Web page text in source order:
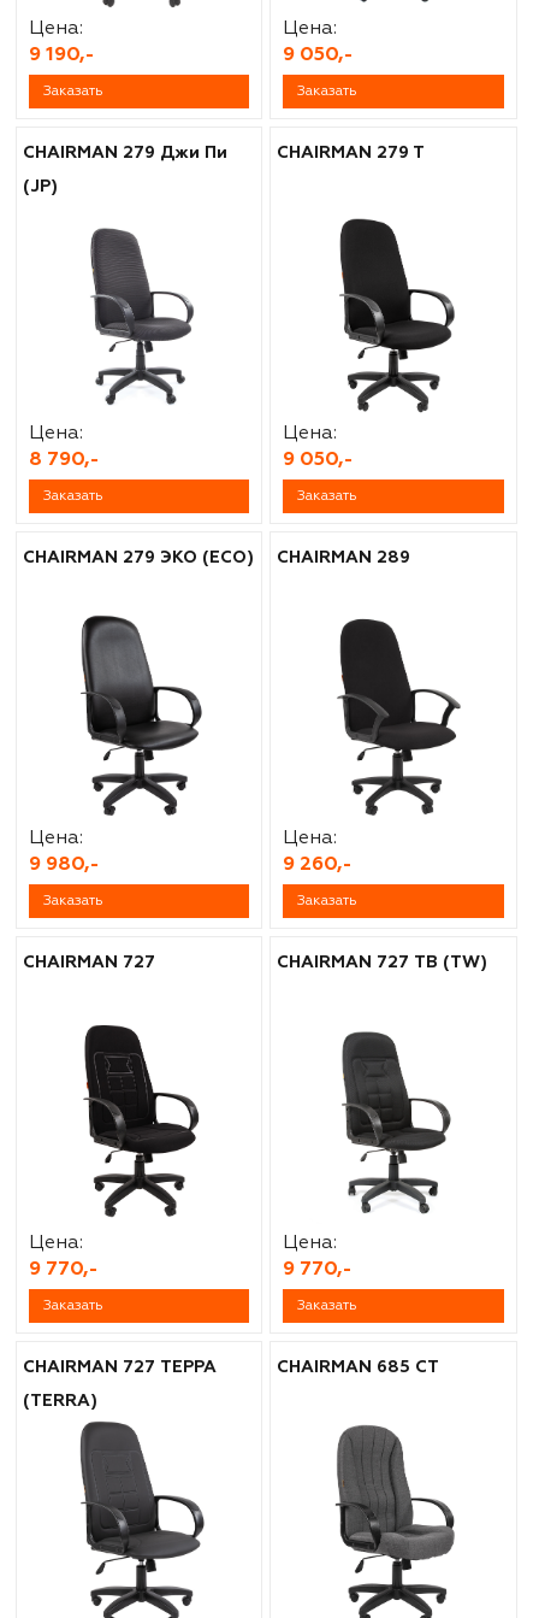
Цена:
9 190,-
Заказать
Цена:
9 050,-
Заказать
CHAIRMAN 279 Джи Пи
(JP)
Цена:
8 790,-
Заказать
CHAIRMAN 279 T
Цена:
9 050,-
Заказать
CHAIRMAN 279 ЭКО (ECO)
Цена:
9 980,-
Заказать
CHAIRMAN 289
Цена:
9 260,-
Заказать
CHAIRMAN 727
Цена:
9 770,-
Заказать
CHAIRMAN 727 ТВ (TW)
Цена:
9 770,-
Заказать
CHAIRMAN 727 ТЕРРА
(TERRA)
CHAIRMAN 685 CT